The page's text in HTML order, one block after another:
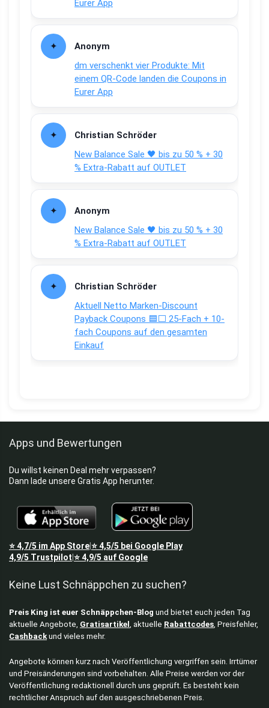
Eurer App
Anonym
dm verschenkt vier Produkte: Mit
einem QR-Code landen die Coupons in
Eurer App
Christian Schröder
New Balance Sale 🖤 bis zu 50 % + 30
% Extra-Rabatt auf OUTLET
Anonym
New Balance Sale 🖤 bis zu 50 % + 30
% Extra-Rabatt auf OUTLET
Christian Schröder
Aktuell Netto Marken-Discount
Payback Coupons 🟦⬜ 25-Fach + 10-
fach Coupons auf den gesamten
Einkauf
Apps und Bewertungen
Du willst keinen Deal mehr verpassen?
Dann lade unsere Gratis App herunter.
⭐4,7/5 im App Store⭐4,5/5 bei Google Play
4,9/5 Trustpilot ⭐4,9/5 auf Google
Keine Lust Schnäppchen zu suchen?
Preis King ist euer Schnäppchen-Blog und bietet euch jeden Tag
aktuelle Angebote, Gratisartikel , aktuelle Rabattcodes , Preisfehler,
Cashback und vieles mehr.
Angebote können kurz nach Veröffentlichung vergriffen sein. Irrtümer
und Preisänderungen sind vorbehalten. Alle Preise werden vor der
Veröffentlichung redaktionell durch uns geprüft. Es besteht kein
rechtlicher Anspruch auf den ausgeschriebenen Preis.